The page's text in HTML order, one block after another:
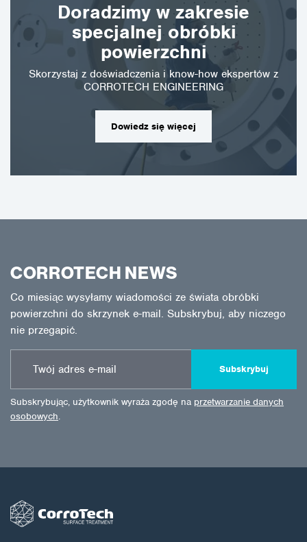
Doradzimy w zakresie
specjalnej obróbki
powierzchni
Skorzystaj z doświadczenia i know-how ekspertów z
CORROTECH ENGINEERING
Dowiedz się więcej
CORROTECH NEWS
Co miesiąc wysyłamy wiadomości ze świata obróbki
powierzchni do skrzynek e-mail. Subskrybuj, aby niczego
nie przegapić.
Subskrybuj
Subskrybując, użytkownik wyraża zgodę na przetwarzanie danych
osobowych.